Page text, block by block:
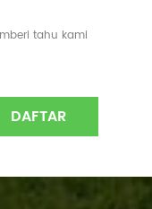
tahu kami